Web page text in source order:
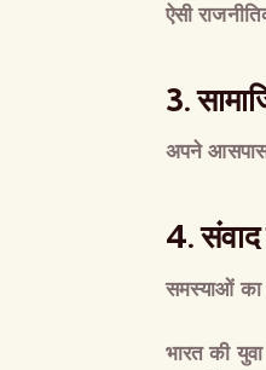
ऐसी
3.
अपने
4.संवाद
समस्याओं का
भारत की